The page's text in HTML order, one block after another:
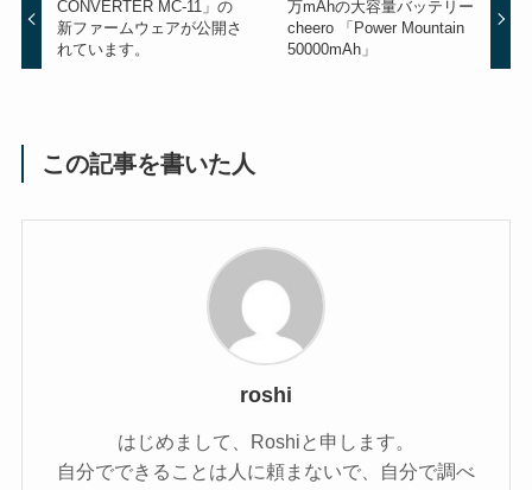
CONVERTER MC-11」の
新ファームウェアが公開さ
れています。
万mAhの大容量バッテリー
cheero 「Power Mountain
50000mAh」
この記事を書いた人
roshi
はじめまして、Roshiと申します。
自分でできることは人に頼まないで、自分で調べ